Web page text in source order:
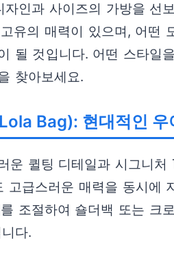
자인과 사이즈의 가방을 선
유의 매력이 있으며, 어떤
될 것입니다. 어떤 스타일
찾아보세요.
Bag): 현대적인 우
운 퀼팅 디테일과 시그니
고급스러운 매력을 동시에
조절하여 숄더백 또는 크
다.